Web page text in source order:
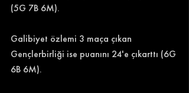
(5G 7B 6M).
Galibiyet özlemi 3 maça çıkan
Gençlerbirliği ise puanını 24'e çıkarttı (6G
6B 6M).